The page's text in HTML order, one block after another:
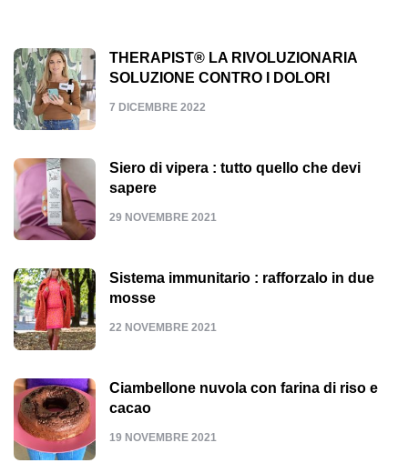
THERAPIST® LA RIVOLUZIONARIA
SOLUZIONE CONTRO I DOLORI
7 DICEMBRE 2022
Siero di vipera : tutto quello che devi
sapere
29 NOVEMBRE 2021
Sistema immunitario : rafforzalo in due
mosse
22 NOVEMBRE 2021
Ciambellone nuvola con farina di riso e
cacao
19 NOVEMBRE 2021